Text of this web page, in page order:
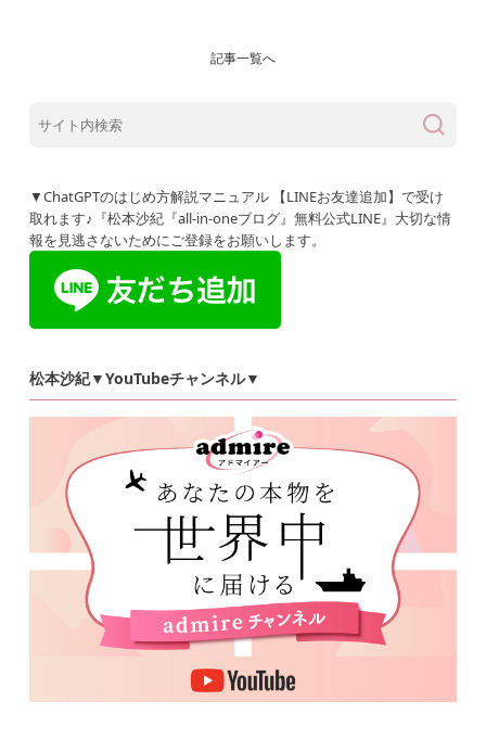
記事一覧へ
▼ChatGPTのはじめ方解説マニュアル 【LINEお友達追加】で受け
取れます♪『松本沙紀『all-in-oneブログ』無料公式LINE』大切な情
報を見逃さないためにご登録をお願いします。
松本沙紀▼YouTubeチャンネル▼